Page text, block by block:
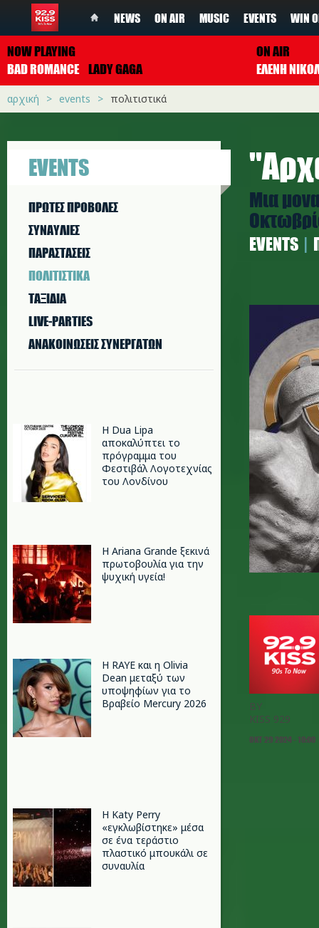
NEWS ON AIR MUSIC EVENTS WIN
NOW PLAYING
BAD ROMANCE LADY GAGA
ON AIR
ΕΛΕΝΗ
αρχική events πολιτιστικά
EVENTS
ΠΡΩΤΕΣ ΠΡΟΒΟΛΕΣ
ΣΥΝΑΥΛΙΕΣ
ΠΑΡΑΣΤAΣΕΙΣ
ΠΟΛΙΤΙΣΤΙΚA
ΤΑΞΙΔΙΑ
LIVE-PARTIES
ΑΝΑΚΟΙΝΩΣΕΙΣ ΣΥΝΕΡΓΑΤΩΝ
Η Dua Lipa
αποκαλύπτει το
πρόγραμμα του
Φεστιβάλ Λογοτεχνίας
του Λονδίνου
Η Ariana Grande ξεκινά
πρωτοβουλία για την
ψυχική υγεία!
Η RAYE και η Olivia
Dean μεταξύ των
υποψηφίων για το
Βραβείο Mercury 2026
H Katy Perry
«εγκλωβίστηκε» μέσα
σε ένα τεράστιο
πλαστικό μπουκάλι σε
συναυλία
Μια
EVENTS
BY
KISS 929
ΟΚΤ 29 2024 - 10:00